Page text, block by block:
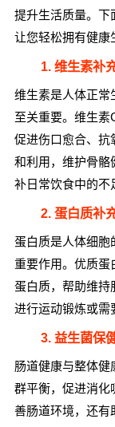
提升生活质量。下
让您轻松拥有健康
1. 维生素补
维生素是人体正常
至关重要。维生素
促进伤口愈合、抗
和利用，维护骨骼
补日常饮食中的不
2. 蛋白质补
蛋白质是人体细胞
重要作用。优质蛋
蛋白质，帮助维持
进行运动锻炼或需
3. 益生菌保
肠道健康与整体
群平衡，促进消化
善肠道环境，还有